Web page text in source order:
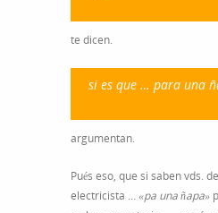
te dicen.
si es que … para una
argumentan.
Pués eso, que si saben vds.
electricista …«pa una ñapa»